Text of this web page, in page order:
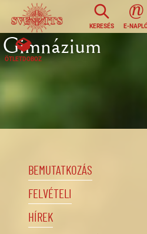
Ugrás a tartalomra
KERESÉS E-
ÖTLETDOBOZ
Gimnázium
BEMUTATKOZÁS
FELVÉTELI
HÍREK